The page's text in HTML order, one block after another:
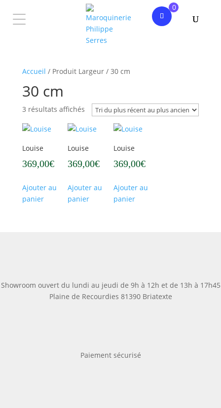
0
Accueil / Produit Largeur / 30 cm
30 cm
3 résultats affichésTrié
plus
au
plus
Louise
369,00€
Ajouter au
panier
Louise
369,00€
Ajouter au
panier
Louise
369,00€
Ajouter au
panier
Showroom ouvert du lundi au jeudi de 9h à 12h et de 13h à 17h45
Plaine de Recourdies 81390 Briatexte
Paiement sécurisé